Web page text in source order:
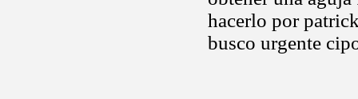
hacerlo por
busco urgente